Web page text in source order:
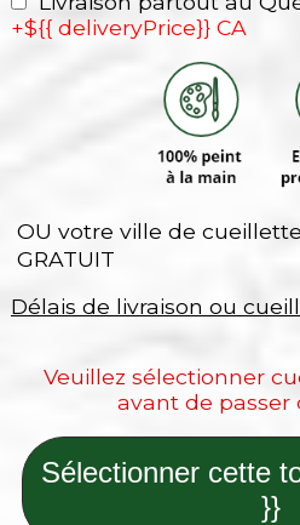
+${{ deliveryPrice}} CA
OU votre ville de cueillette
GRATUIT
Délais de livraison ou
Veuillez sélectionner
avant de
Sélectionner cette
}}